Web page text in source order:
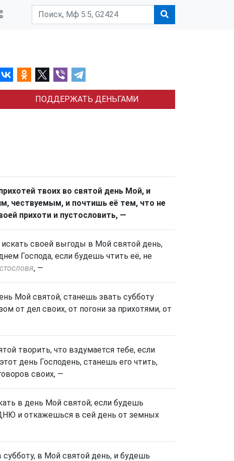
ПОДДЕРЖАТЬ ДЕНЬГАМИ
твоих во святой день Мой, и
чествуемым, и почтишь её тем, что не
прихоти и пустословить, —
своей выгоды в Мой святой день,
Господа, если будешь чтить её, не
, —
Мой святой, станешь звать субботу
от дел своих, от погони за прихотями, от
творить, что вздумается тебе, если
день Господень, станешь его чтить,
своих, —
в день Мой святой; если будешь
и откажешься в сей день от земных
в Мой святой день, и будешь